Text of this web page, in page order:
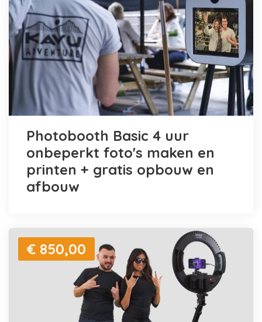
Photobooth Basic 4 uur
onbeperkt foto's maken en
printen + gratis opbouw en
afbouw
€ 850,00